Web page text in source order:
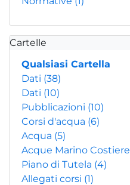
Cartelle
Qualsiasi Cartella
Dati (38)
Dati (10)
Pubblicazioni (10)
Corsi d'acqua (6)
Acqua (5)
Acque Marino Costiere
Piano di Tutela (4)
Allegati corsi (1)